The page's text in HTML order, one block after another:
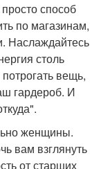
способ
по магазинам,
Наслаждайтесь
столь
вещь,
гардероб. И
женщины.
вам взглянуть
от старших